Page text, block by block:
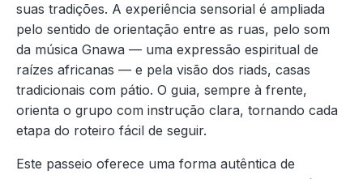
suas tradições. A experiência sensorial é ampliada
pelo sentido de orientação entre as ruas, pelo som
da música Gnawa — uma expressão espiritual de
raízes africanas — e pela visão dos riads, casas
tradicionais com pátio. O guia, sempre à frente,
orienta o grupo com instrução clara, tornando cada
etapa do roteiro fácil de seguir.
Este passeio oferece uma forma autêntica de